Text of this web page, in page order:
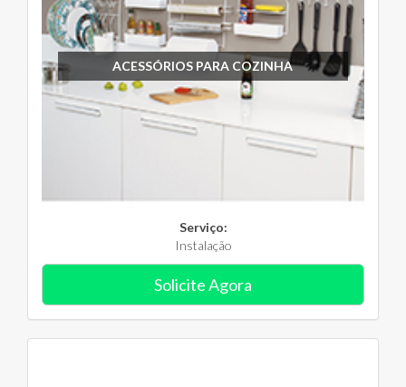
ACESSÓRIOS PARA COZINHA
Serviço:
Instalação
Solicite Agora